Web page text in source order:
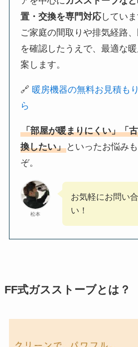
置・交換を専門対応していま
ご家庭の間取りや排気経路
を確認したうえで、最適な
案します。
🔗 暖房機器の無料お見積も
ら
「部屋が暖まりにくい」「
換したい」 といったお悩み
ぞ。
松本
お気軽にお問い
い！
FF式ガスストーブとは？